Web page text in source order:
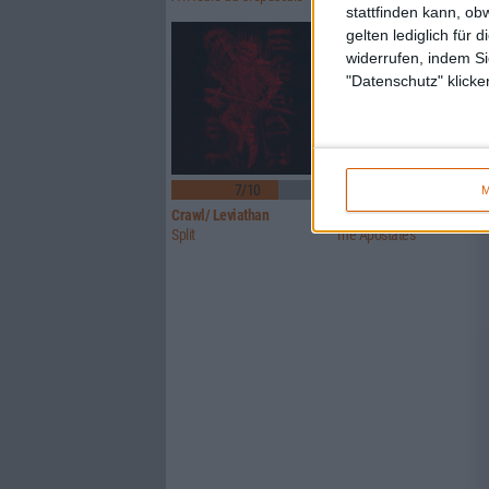
stattfinden kann,
gelten lediglich für
widerrufen, indem
"Datenschutz"
7/10
Crawl/ Leviathan
Split
Glorior Belli
The Apostates